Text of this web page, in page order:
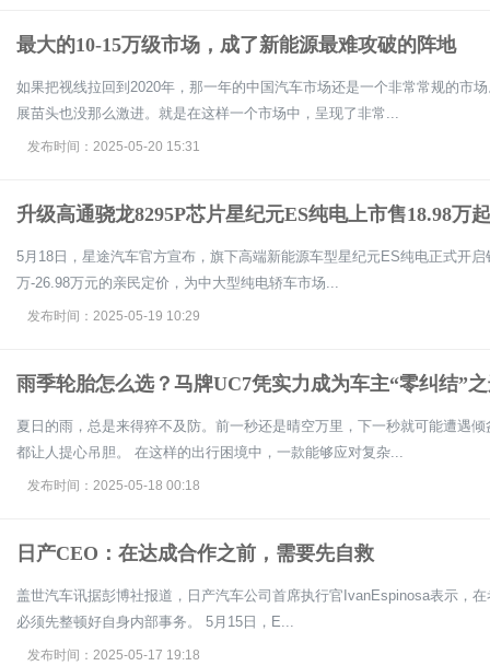
最大的10-15万级市场，成了新能源最难攻破的阵地
如果把视线拉回到2020年，那一年的中国汽车市场还是一个非常常规的市
展苗头也没那么激进。就是在这样一个市场中，呈现了非常...
发布时间：2025-05-20 15:31
升级高通骁龙8295P芯片星纪元ES纯电上市售18.98万起
5月18日，星途汽车官方宣布，旗下高端新能源车型星纪元ES纯电正式开
万-26.98万元的亲民定价，为中大型纯电轿车市场...
发布时间：2025-05-19 10:29
雨季轮胎怎么选？马牌UC7凭实力成为车主“零纠结”
夏日的雨，总是来得猝不及防。前一秒还是晴空万里，下一秒就可能遭遇
都让人提心吊胆。 在这样的出行困境中，一款能够应对复杂...
发布时间：2025-05-18 00:18
日产CEO：在达成合作之前，需要先自救
盖世汽车讯据彭博社报道，日产汽车公司首席执行官IvanEspinosa表示，
必须先整顿好自身内部事务。 5月15日，E...
发布时间：2025-05-17 19:18